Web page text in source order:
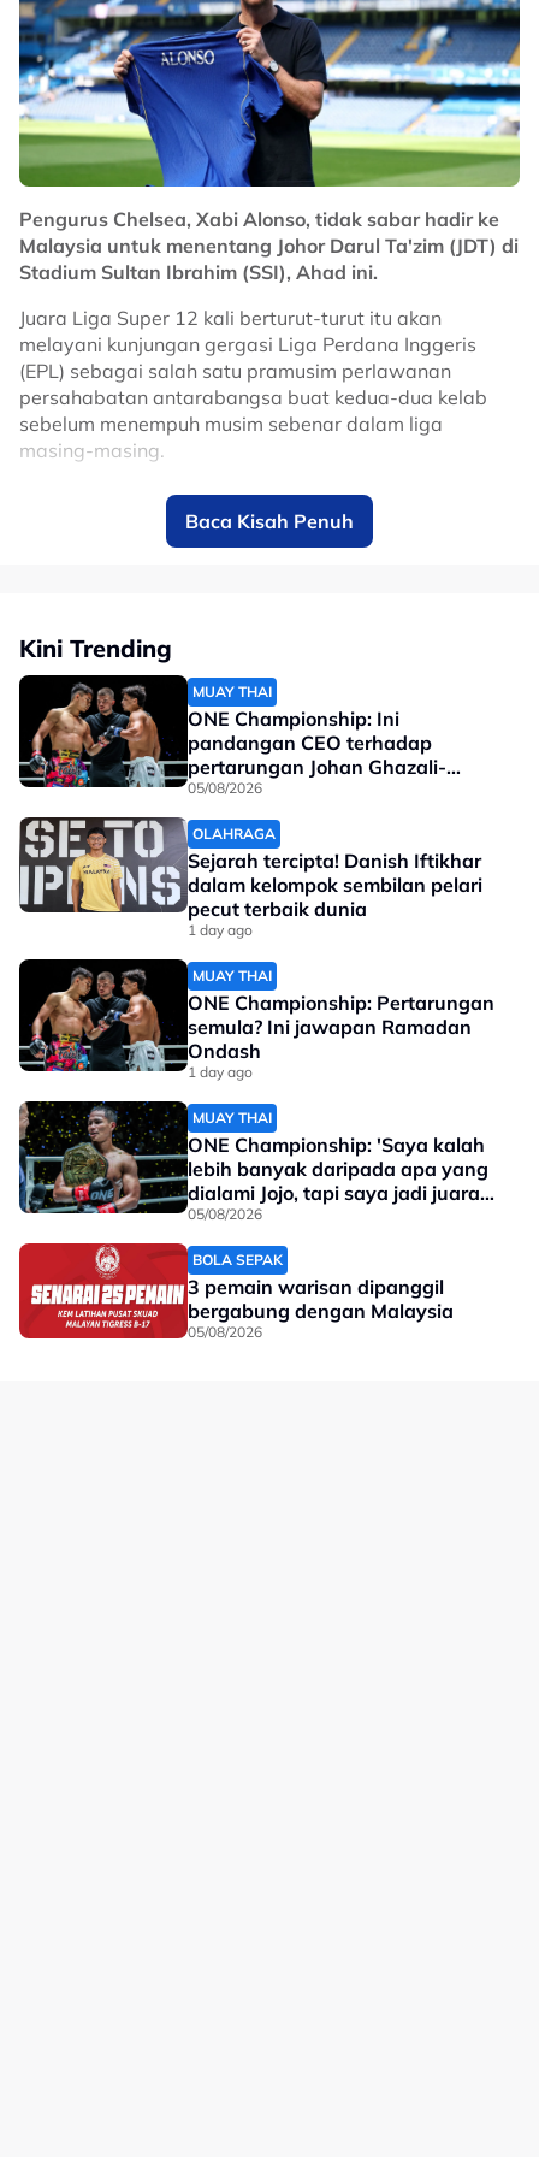
aktiviti fizikal wajar dilakukan mengikut nasihat doktor.
Kepada semua ibu-ibu di luar sana, termasuk saya
sendiriwe got this!
No node context available.
Related Topics
#bola sepak
Pengurus Chelsea, Xabi Alonso, tidak sabar hadir ke
Malaysia untuk menentang Johor Darul Ta'zim (JDT) di
Stadium Sultan Ibrahim (SSI), Ahad ini.
Juara Liga Super 12 kali berturut-turut itu akan
melayani kunjungan gergasi Liga Perdana Inggeris
(EPL) sebagai salah satu pramusim perlawanan
persahabatan antarabangsa buat kedua-dua kelab
sebelum menempuh musim sebenar dalam liga
masing-masing.
Bekas bintang Liverpool itu teruja untuk melihat
keupayaan anak buahnya menentang Harimau Selatan
di hadapan peminat tempatan.
mempunyai hubungan baik dengan Ketua Pegawai
Eksekutif (CEO), JDT, Luis Garcia.
Tonton penuh:
Baca Kisah Penuh
Kini Trending
MUAY THAI
ONE Championship: Ini
pandangan CEO terhadap
pertarungan Johan Ghazali-
Ramadan Ondash
05/08/2026
OLAHRAGA
Sejarah tercipta! Danish Iftikhar
dalam kelompok sembilan pelari
pecut terbaik dunia
1 day ago
MUAY THAI
ONE Championship: Pertarungan
semula? Ini jawapan Ramadan
Ondash
1 day ago
MUAY THAI
ONE Championship: 'Saya kalah
lebih banyak daripada apa yang
dialami Jojo, tapi saya jadi juara
dunia'
05/08/2026
BOLA SEPAK
3 pemain warisan dipanggil
bergabung dengan Malaysia
05/08/2026